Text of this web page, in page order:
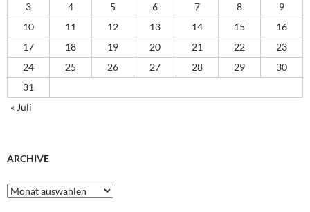
3
4 5 6 7 8
9
10
11 12 13 14 15
16
17
18 19 20 21 22
23
24
25 26 27 28 29
30
31
« Juli
ARCHIVE
Archive